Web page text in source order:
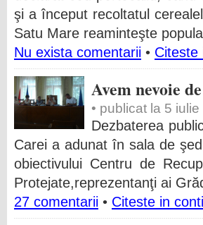
şi a început recoltatul
Satu Mare reaminteşte
Nu exista comentarii • Citeste
Avem nevoie
• publicat la 5
Dezbaterea
Carei a adunat în sala de
obiectivului Centru de
Protejate,reprezentanţi ai
27 comentarii • Citeste in